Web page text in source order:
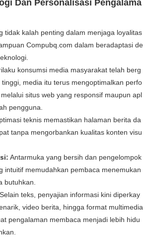
Dan Personalisasi Pengalama
tidak kalah penting dalam menjaga loyalitas
Compubq.com dalam beradaptasi de
konsumsi media masyarakat telah berg
media itu terus mengoptimalkan perfo
situs web yang responsif maupun apl
pengguna.
teknis memastikan halaman berita da
tanpa mengorbankan kualitas konten visu
Antarmuka yang bersih dan pengelompok
intuitif memudahkan pembaca menemukan
butuhkan.
Selain teks, penyajian informasi kini diperkay
video berita, hingga format multimedia
pengalaman membaca menjadi lebih hidu